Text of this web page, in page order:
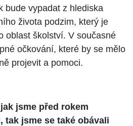
bude vypadat z hlediska
života podzim, který je
oblast školství. V současné
očkování, které by se mělo
projevit a pomoci.
jsme před rokem
tak jsme se také obávali